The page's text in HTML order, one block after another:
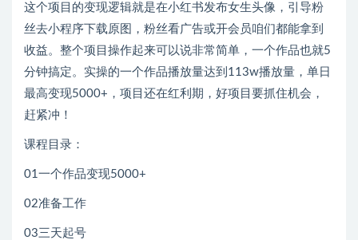
这个项目的变现逻辑就是在小红书发布女生头像，引导粉
丝去小程序下载原图，粉丝看广告或开会员咱们都能拿到
收益。整个项目操作起来可以说非常简单，一个作品也就5
分钟搞定。实操的一个作品播放量达到113w播放量，单日
最高变现5000+，项目还在红利期，好项目要抓住机会，
赶紧冲！
课程目录：
01一个作品变现5000+
02准备工作
03三天起号